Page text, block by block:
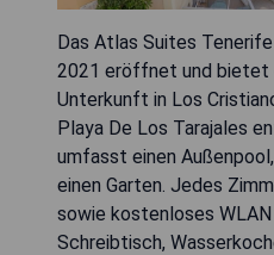
Das Atlas Suites
2021 eröffnet und bietet
Unterkunft in Los
Playa De Los Tarajales
umfasst einen
einen Garten. Jedes
sowie kostenloses
Schreibtisch,